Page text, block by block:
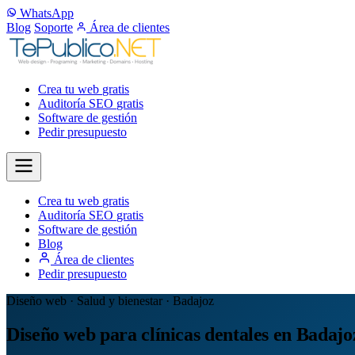
WhatsApp
Blog Soporte Área de clientes
Crea tu web gratis
Auditoría SEO gratis
Software de gestión
Pedir presupuesto
Crea tu web gratis
Auditoría SEO gratis
Software de gestión
Blog
Área de clientes
Pedir presupuesto
Diseño web · Salud y bienestar · Badajoz
Diseño web para clínicas dentales en